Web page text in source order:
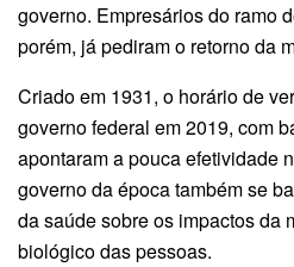
governo. Empresários do ramo
porém, já pediram o retorno da
Criado em 1931, o horário de
governo federal em 2019, com
apontaram a pouca efetividade
governo da época também se
da saúde sobre os impactos da
biológico das pessoas.